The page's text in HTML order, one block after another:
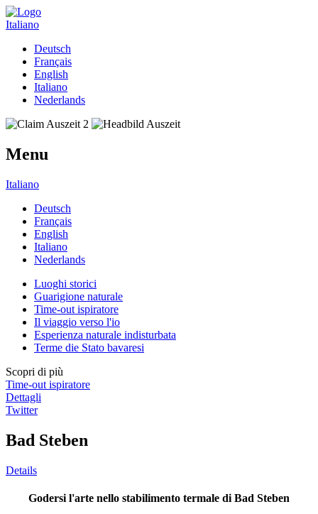
Italiano
Deutsch
Français
English
Italiano
Nederlands
Menu
Italiano
Deutsch
Français
English
Italiano
Nederlands
Luoghi storici
Guarigione naturale
Time-out ispiratore
Il viaggio verso l'io
Esperienza naturale indisturbata
Terme die Stato bavaresi
Scopri di più
Time-out ispiratore
Dettagli
Twitter
Bad Steben
Details
Godersi l'arte nello stabilimento termale di Bad Steben